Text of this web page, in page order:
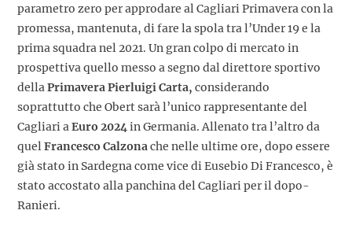
parametro zero per approdare al Cagliari Primavera con la
promessa, mantenuta, di fare la spola tra l’Under 19 e la
prima squadra nel 2021. Un gran colpo di mercato in
prospettiva quello messo a segno dal direttore sportivo
dellaPrimavera Pierluigi Carta, considerando
soprattutto che Obert sarà l’unico rappresentante del
Cagliari aEuro 2024in Germania. Allenato tra l’altro da
quelFrancesco Calzonache nelle ultime ore, dopo essere
già stato in Sardegna come vice di Eusebio Di Francesco, è
stato accostato alla panchina del Cagliari per il dopo-
Ranieri.